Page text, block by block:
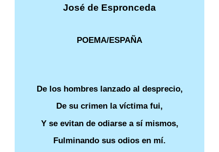
José de Espronceda
POEMA/ESPAÑA
De los hombres lanzado al desprecio,
De su crimen la víctima fui,
Y se evitan de odiarse a sí mismos,
Fulminando sus odios en mí.